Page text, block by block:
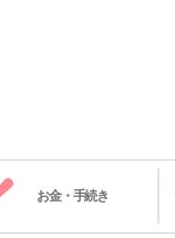
お金・手続き